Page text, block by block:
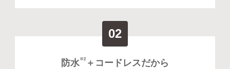
02
防水※2 ＋コードレスだから